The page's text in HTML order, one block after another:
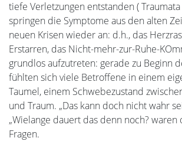
tiefe Verletzungen entstanden ( Traumata
springen die Symptome aus den alten
neuen Krisen wieder an: d.h., das
Erstarren, das Nicht-mehr-zur-Ruhe-
grundlos aufzutreten: gerade zu Beginn
fühlten sich viele Betroffene in einem
Taumel, einem Schwebezustand
und Traum. „Das kann doch nicht wahr
„Wielange dauert das denn noch?
Fragen.